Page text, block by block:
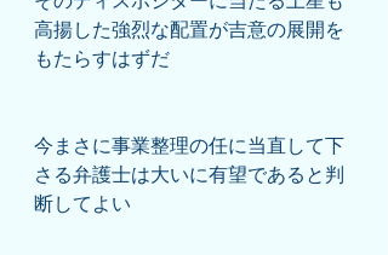
高揚した強烈な配置が吉意の展開を
もたらすはずだ
今まさに事業整理の任に当直して下
さる弁護士は大いに有望であると判
断してよい